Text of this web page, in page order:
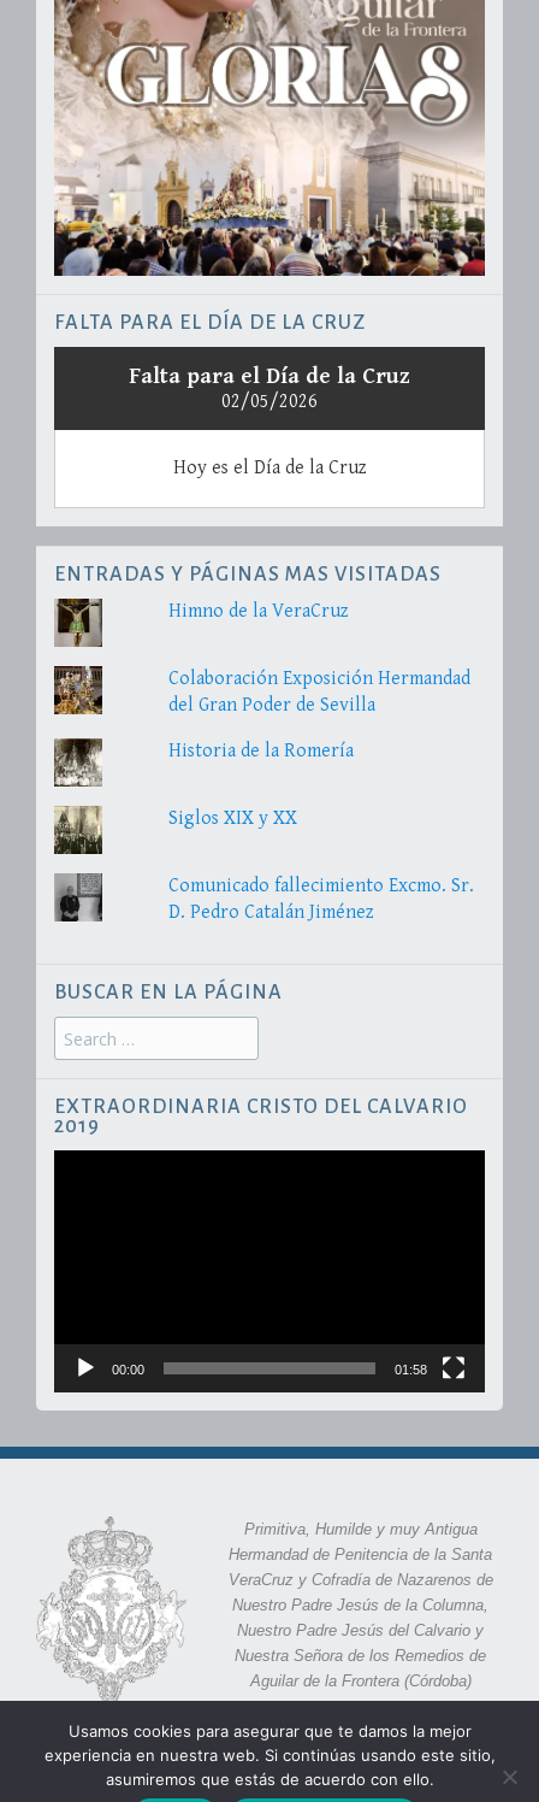
FALTA PARA EL DÍA DE LA CRUZ
Falta para el Día de la Cruz
02/05/2026
Hoy es el Día de la Cruz
ENTRADAS Y PÁGINAS MAS VISITADAS
Himno de la VeraCruz
Colaboración Exposición Hermandad
del Gran Poder de Sevilla
Historia de la Romería
Siglos XIX y XX
Comunicado fallecimiento Excmo. Sr.
D. Pedro Catalán Jiménez
BUSCAR EN LA PÁGINA
Search
for:
EXTRAORDINARIA CRISTO DEL CALVARIO
2019
00:00 01:58
Primitiva, Humilde y muy Antigua
Hermandad de Penitencia de la Santa
VeraCruz y Cofradía de Nazarenos de
Nuestro Padre Jesús de la Columna,
Nuestro Padre Jesús del Calvario y
Nuestra Señora de los Remedios de
Aguilar de la Frontera (Córdoba)
Calle Eras 11,Aguilar de la Frontera, 14920 (Córdoba)
Usamos cookies para asegurar que te damos la mejor
experiencia en nuestra web. Si continúas usando este sitio,
asumiremos que estás de acuerdo con ello.